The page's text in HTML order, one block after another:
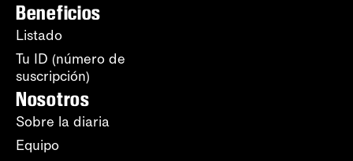
Beneficios
Listado
Tu ID (número de
suscripción)
Nosotros
Sobre la diaria
Equipo